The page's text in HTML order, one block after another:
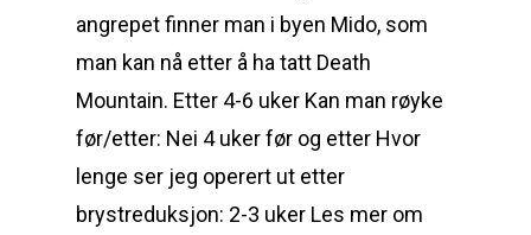
angrepet finner man i byen Mido, som
man kan nå etter å ha tatt Death
Mountain. Etter 4-6 uker Kan man røyke
før/etter: Nei 4 uker før og etter Hvor
lenge ser jeg operert ut etter
brystreduksjon: 2-3 uker Les mer om